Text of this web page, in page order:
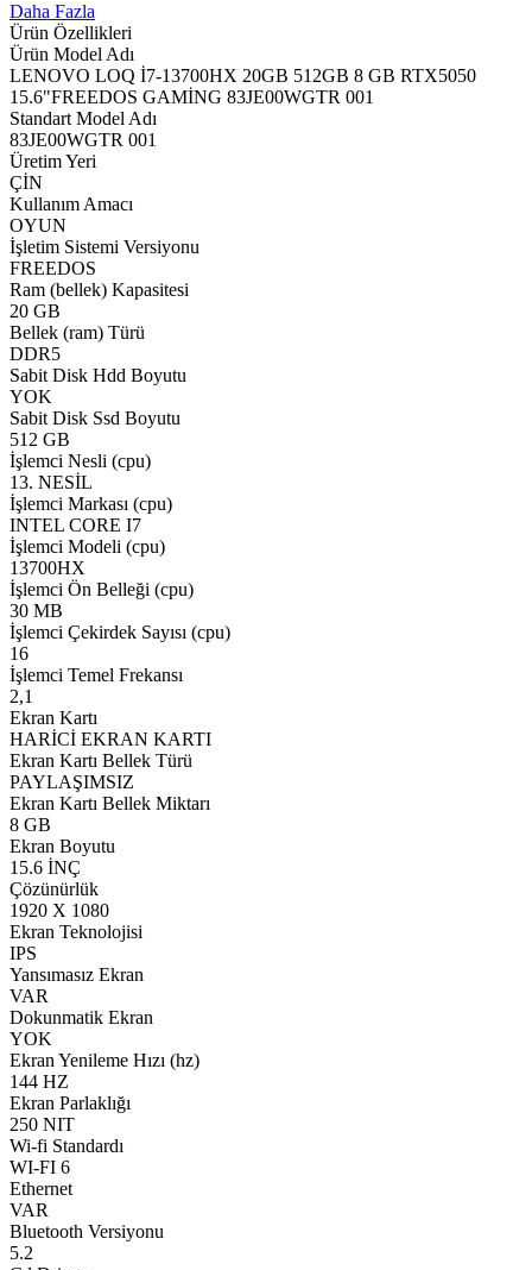
Daha Fazla
Ürün Özellikleri
Ürün Model Adı
LENOVO LOQ İ7-13700HX 20GB 512GB 8 GB RTX5050
15.6"FREEDOS GAMİNG 83JE00WGTR 001
Standart Model Adı
83JE00WGTR 001
Üretim Yeri
ÇİN
Kullanım Amacı
OYUN
İşletim Sistemi Versiyonu
FREEDOS
Ram (bellek) Kapasitesi
20 GB
Bellek (ram) Türü
DDR5
Sabit Disk Hdd Boyutu
YOK
Sabit Disk Ssd Boyutu
512 GB
İşlemci Nesli (cpu)
13. NESİL
İşlemci Markası (cpu)
INTEL CORE I7
İşlemci Modeli (cpu)
13700HX
İşlemci Ön Belleği (cpu)
30 MB
İşlemci Çekirdek Sayısı (cpu)
16
İşlemci Temel Frekansı
2,1
Ekran Kartı
HARİCİ EKRAN KARTI
Ekran Kartı Bellek Türü
PAYLAŞIMSIZ
Ekran Kartı Bellek Miktarı
8 GB
Ekran Boyutu
15.6 İNÇ
Çözünürlük
1920 X 1080
Ekran Teknolojisi
IPS
Yansımasız Ekran
VAR
Dokunmatik Ekran
YOK
Ekran Yenileme Hızı (hz)
144 HZ
Ekran Parlaklığı
250 NIT
Wi-fi Standardı
WI-FI 6
Ethernet
VAR
Bluetooth Versiyonu
5.2